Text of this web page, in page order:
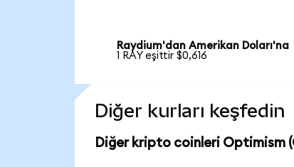
Raydium'dan Amerikan Doları'na
1 RAY eşittir $0,616
Diğer kurları keşfedin
Diğer kripto coinleri Optimism